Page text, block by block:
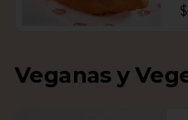
Veganas y